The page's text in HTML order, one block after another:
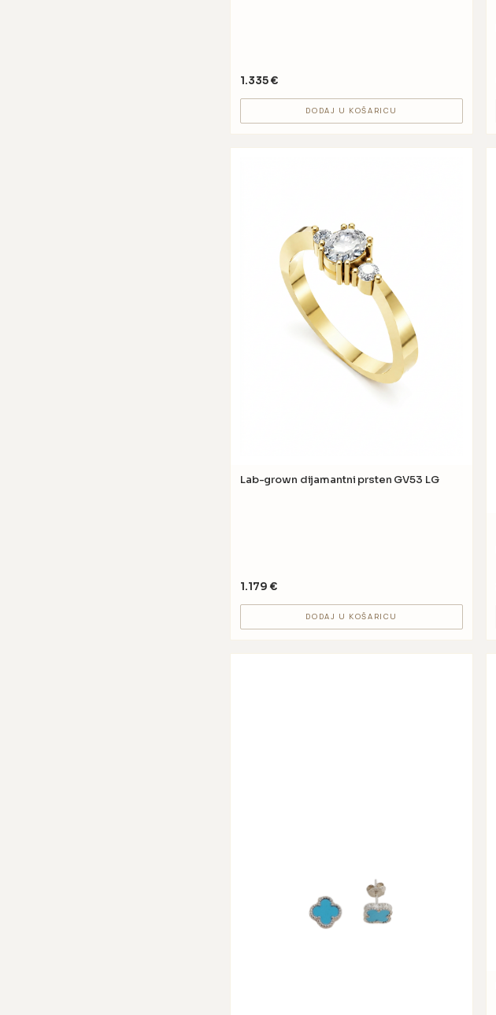
1.335€
DODAJ U KOŠARICU
Lab-grown dijamantni prsten GV53 LG
1.179 €
DODAJ U KOŠARICU